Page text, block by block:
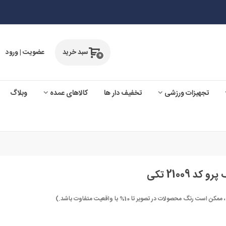
عضویت | ورود 0 سبد خرید
تجهیزات ورزشی تخفیف دار ها کالاهای عمده وبلاگ
تکی
در تصویر تا 10% با واقعیت متفاوت باشد.)